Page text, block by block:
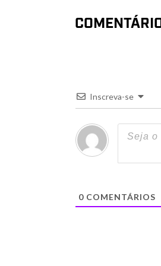
Inscreva-se
0COMENTÁRIOS